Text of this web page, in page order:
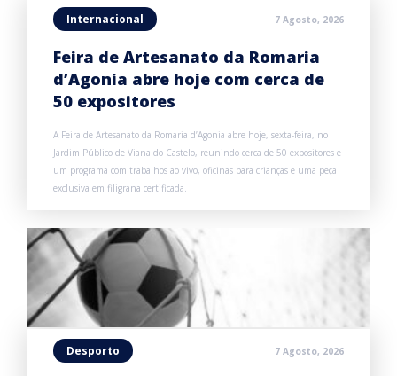
Internacional 7 Agosto, 2026
Feira de Artesanato da Romaria
d’Agonia abre hoje com cerca de
50 expositores
A Feira de Artesanato da Romaria d’Agonia abre hoje, sexta-feira, no
Jardim Público de Viana do Castelo, reunindo cerca de 50 expositores e
um programa com trabalhos ao vivo, oficinas para crianças e uma peça
exclusiva em filigrana certificada.
Desporto 7 Agosto, 2026